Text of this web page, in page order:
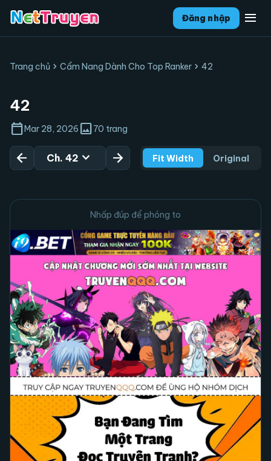
Đăng nhập menu
Trang chủ chevron_right Cẩm Nang Dành Cho Top Ranker chevron_right 42
42
calendar_todayMar 28, 2026 image70 trang
arrow_back Ch. 42 expand_more arrow_forward Fit Width Original
Nhấp đúp để phóng to